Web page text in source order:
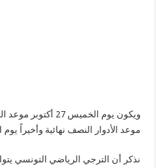
موعد الأدوار النصف نهائية وأخيراً يوم
نذكر أن الترجي الرياضي التونسي